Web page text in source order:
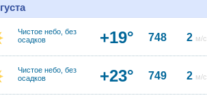
Чистое небо, без
осадков
+19° 748 2 м/с
Чистое небо, без
осадков
+23° 749 2 м/с